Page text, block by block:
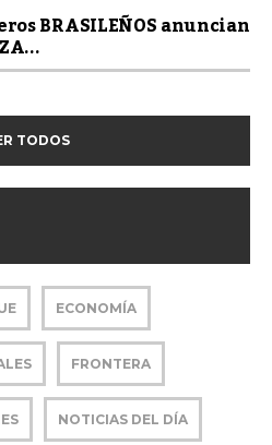
BRASILEÑOS anuncian
TODOS
ECONOMÍA
FRONTERA
NOTICIAS DEL DÍA